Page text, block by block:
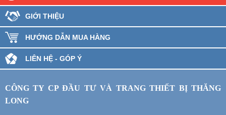
GIỚI THIỆU
HƯỚNG DẪN MUA HÀNG
LIÊN HỆ - GÓP Ý
CÔNG TY CP ĐẦU TƯ VÀ TRANG THIẾT BỊ THĂNG
LONG